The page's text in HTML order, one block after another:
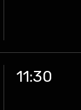
11:30